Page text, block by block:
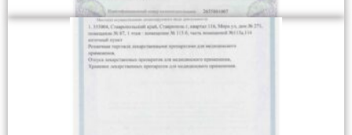
Лицензия на осуществление фармацевтической
деятельности